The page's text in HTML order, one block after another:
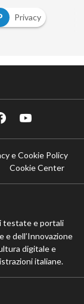
Privacy
e Cookie Policy
Cookie Center
testate e portali
e dell’Innovazione
digitale e
italiane.